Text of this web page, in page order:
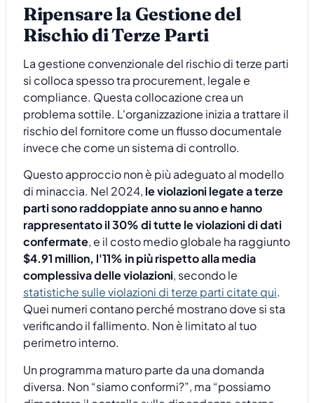
Ripensare la Gestione del
Rischio di Terze Parti
La gestione convenzionale del rischio di terze parti
si colloca spesso tra procurement, legale e
compliance. Questa collocazione crea un
problema sottile. L'organizzazione inizia a trattare il
rischio del fornitore come un flusso documentale
invece che come un sistema di controllo.
Questo approccio non è più adeguato al modello
di minaccia. Nel 2024, le violazioni legate a terze
parti sono raddoppiate anno su anno e hanno
rappresentato il 30% di tutte le violazioni di dati
confermate, e il costo medio globale ha raggiunto
$4.91 million, l'11% in più rispetto alla media
complessiva delle violazioni, secondo le
statistiche sulle violazioni di terze parti citate qui.
Quei numeri contano perché mostrano dove si sta
verificando il fallimento. Non è limitato al tuo
perimetro interno.
Un programma maturo parte da una domanda
diversa. Non “siamo conformi?”, ma “possiamo